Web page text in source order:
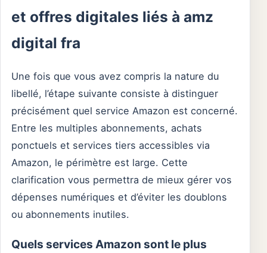
et offres digitales liés à amz
digital fra
Une fois que vous avez compris la nature du
libellé, l’étape suivante consiste à distinguer
précisément quel service Amazon est concerné.
Entre les multiples abonnements, achats
ponctuels et services tiers accessibles via
Amazon, le périmètre est large. Cette
clarification vous permettra de mieux gérer vos
dépenses numériques et d’éviter les doublons
ou abonnements inutiles.
Quels services Amazon sont le plus